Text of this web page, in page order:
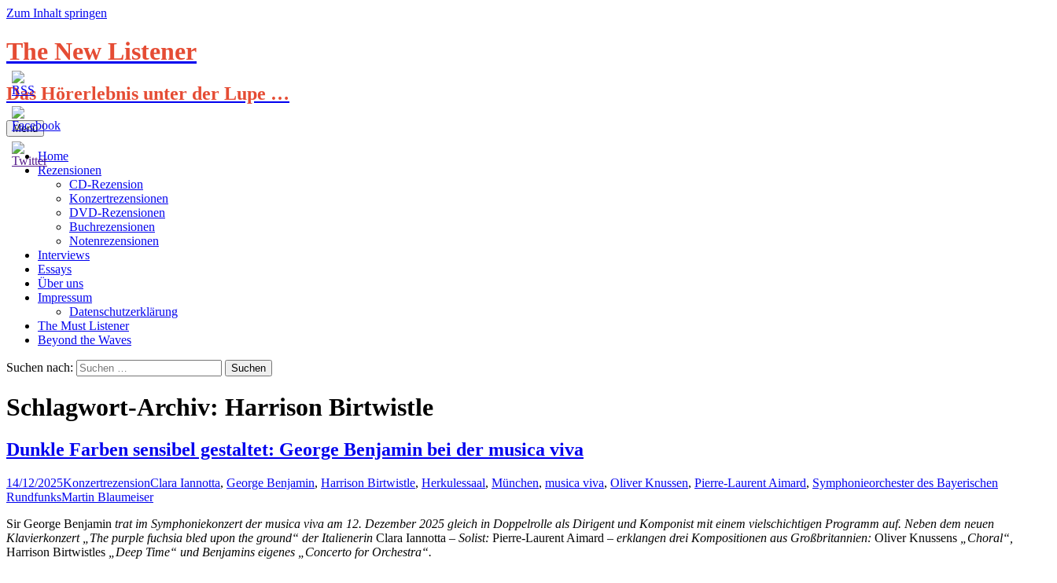
Zum Inhalt springen
The New Listener
Das Hörerlebnis unter der Lupe …
Menü
Home
Rezensionen
CD-Rezension
Konzertrezensionen
DVD-Rezensionen
Buchrezensionen
Notenrezensionen
Interviews
Essays
Über uns
Impressum
Datenschutzerklärung
The Must Listener
Beyond the Waves
Suchen nach:
Schlagwort-Archiv: Harrison Birtwistle
Dunkle Farben sensibel gestaltet: George Benjamin bei der musica viva
14/12/2025KonzertrezensionClara Iannotta, George Benjamin, Harrison Birtwistle, Herkulessaal, München, musica viva, Oliver Knussen, Pierre-Laurent Aimard, Symphonieorchester des Bayerischen
RundfunksMartin Blaumeiser
Sir George Benjamin trat im Symphoniekonzert der musica viva am 12. Dezember 2025 gleich in Doppelrolle als Dirigent und Komponist mit einem vielschichtigen Programm auf. Neben dem neuen
Klavierkonzert „The purple fuchsia bled upon the ground“ der Italienerin Clara Iannotta – Solist: Pierre-Laurent Aimard – erklangen drei Kompositionen aus Großbritannien: Oliver Knussens „Choral“,
Harrison Birtwistles „Deep Time“ und Benjamins eigenes „Concerto for Orchestra“.